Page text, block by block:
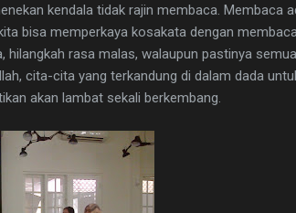
kendala tidak rajin membaca. Membaca
bisa memperkaya kosakata dengan
rasa malas, walaupun pastinya
cita-cita yang terkandung di dalam dada
akan lambat sekali berkembang.